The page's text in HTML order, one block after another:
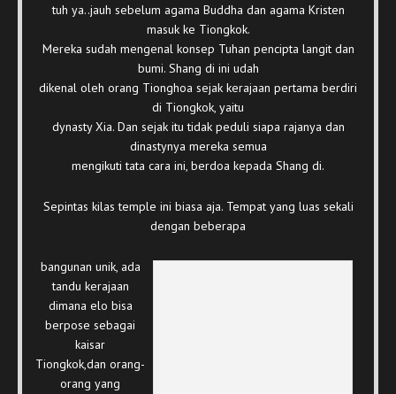
tuh ya..jauh sebelum agama Buddha dan agama Kristen
masuk ke Tiongkok.
Mereka sudah mengenal konsep Tuhan pencipta langit dan
bumi. Shang di ini udah
dikenal oleh orang Tionghoa sejak kerajaan pertama berdiri
di Tiongkok, yaitu
dynasty Xia. Dan sejak itu tidak peduli siapa rajanya dan
dinastynya mereka semua
mengikuti tata cara ini, berdoa kepada Shang di.
Sepintas kilas temple ini biasa aja. Tempat yang luas sekali
dengan beberapa
bangunan unik, ada
tandu kerajaan
dimana elo bisa
berpose sebagai
kaisar
Tiongkok,dan orang-
orang yang